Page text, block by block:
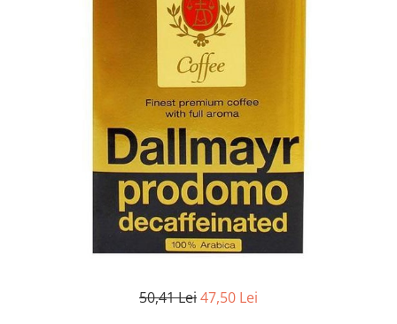
50,41 Lei47,50 Lei